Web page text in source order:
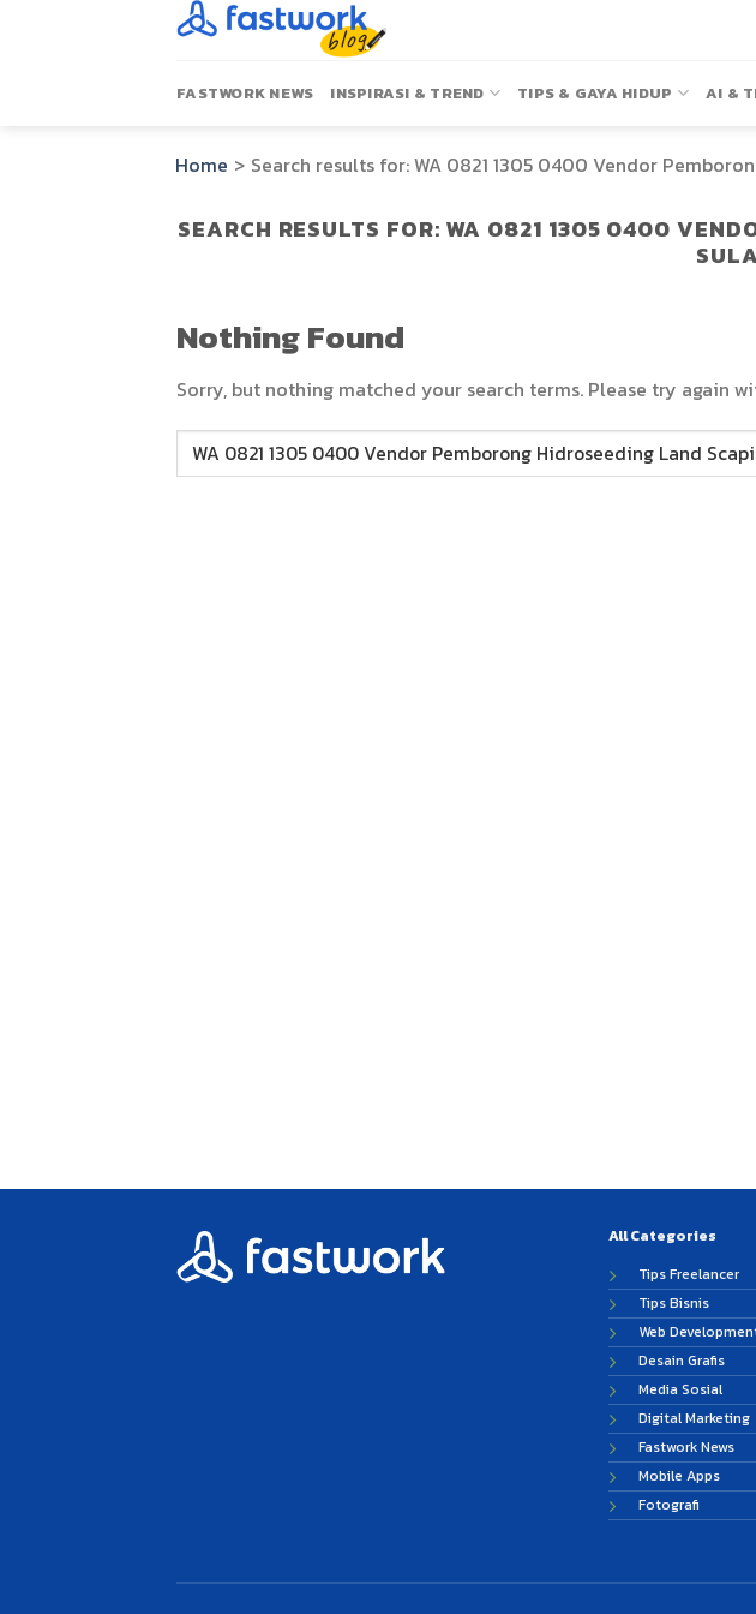
FASTWORK NEWS INSPIRASI & TREND TIPS & GAYA HIDUP AI &
Home > Search results for:WA 0821 1305 0400 Vendor
SEARCH RESULTS FOR: WA 0821 1305 0400
Nothing Found
Sorry, but nothing matched your search terms. Please try again
All Categories
Tips Freelancer
Tips Bisnis
Web
Desain Grafis
Media Sosial
Digital Marketing
Fastwork News
Mobile Apps
Fotografi